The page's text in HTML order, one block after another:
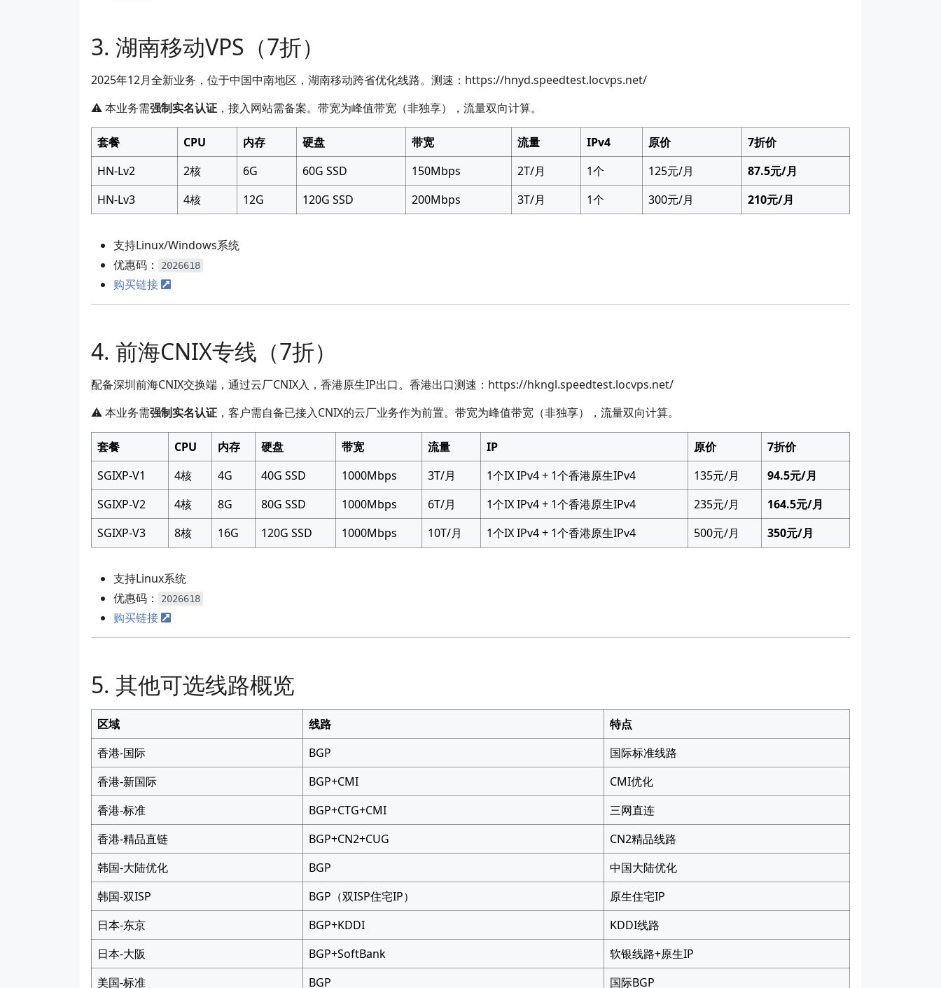
湖南移动VPS（7折）
2025年12月全新业务，位于中国中南地区，湖南移动跨省优化线路。测速：https://hnyd.speedtest.locvps.net/
⚠️ 本业务需强制实名认证 ，接入网站需备案。带宽为峰值带宽（非独享），流量双向计算。
套餐 CPU 内存 硬盘 带宽 流量 IPv4 原价
7折价
HN-Lv2
2核 6G 60G SSD 150Mbps 2T/月 1个 125元/月
87.5元/月
HN-Lv3
4核 12G 120G SSD 200Mbps 3T/月 1个 300元/月 210元/月
支持Linux/Windows系统
优惠码：
2026618
购买链接
前海CNIX专线（7折）
配备深圳前海CNIX交换端，通过云厂CNIX入，香港原生IP出口。香港出口测速：https://hkngl.speedtest.locvps.net/
⚠️ 本业务需强制实名认证 ，客户需自备已接入CNIX的云厂业务作为前置。带宽为峰值带宽（非独享），流量双向计算。
套餐 CPU 内存 硬盘 带宽 流量 IP 原价
7折价
SGIXP-V1
4核 4G 40G SSD 1000Mbps 3T/月 1个IX IPv4 + 1个香港原生IPv4 135元/月
94.5元/月
SGIXP-V2
4核 8G 80G SSD 1000Mbps 6T/月 1个IX IPv4 + 1个香港原生IPv4 235元/月
164.5元/月
SGIXP-V3
8核 16G 120G SSD 1000Mbps 10T/月 1个IX IPv4 + 1个香港原生IPv4 500元/月 350元/月
支持Linux系统
优惠码：
2026618
购买链接
其他可选线路概览
区域 线路
特点
香港-国际
BGP
国际标准线路
香港-新国际
BGP+CMI
CMI优化
香港-标准
BGP+CTG+CMI
三网直连
香港-精品直链
BGP+CN2+CUG
CN2精品线路
韩国-大陆优化
BGP
中国大陆优化
韩国-双ISP
BGP（双ISP住宅IP）
原生住宅IP
日本-东京
BGP+KDDI
KDDI线路
日本-大阪
BGP+SoftBank
软银线路+原生IP
美国-标准
BGP 国际BGP